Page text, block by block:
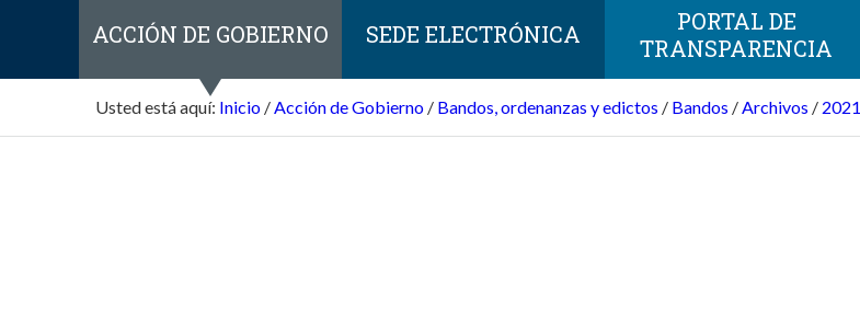
ACCIÓN DE GOBIERNO SEDE ELECTRÓNICA
PORTAL DE
TRANSPARENCIA
Usted está aquí: Inicio /Acción de Gobierno / Bandos, ordenanzas y edictos / Bandos /Archivos / 2021